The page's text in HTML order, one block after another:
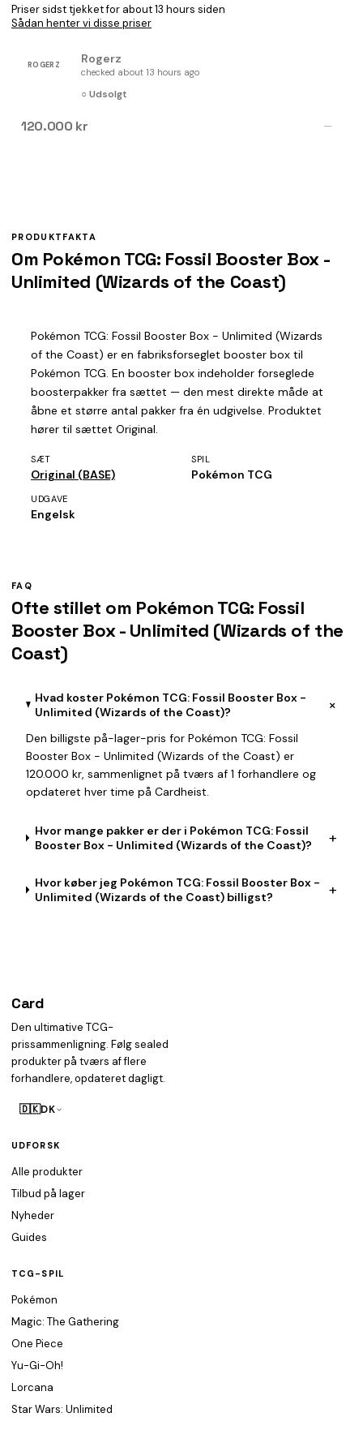
Priser sidst tjekket for about 13 hours siden
Sådan henter vi disse priser
ROGERZ Rogerz
checked about 13 hours ago
○ Udsolgt
120.000 kr —
PRODUKTFAKTA
Om Pokémon TCG: Fossil Booster Box -
Unlimited (Wizards of the Coast)
Pokémon TCG: Fossil Booster Box - Unlimited (Wizards
of the Coast) er en fabriksforseglet booster box til
Pokémon TCG. En booster box indeholder forseglede
boosterpakker fra sættet — den mest direkte måde at
åbne et større antal pakker fra én udgivelse. Produktet
hører til sættet Original.
SÆT
Original (BASE)
SPIL
Pokémon TCG
UDGAVE
Engelsk
FAQ
Ofte stillet om Pokémon TCG: Fossil
Booster Box - Unlimited (Wizards of the
Coast)
Hvad koster Pokémon TCG: Fossil Booster Box -
Unlimited (Wizards of the Coast)?
+
Den billigste på-lager-pris for Pokémon TCG: Fossil
Booster Box - Unlimited (Wizards of the Coast) er
120.000 kr, sammenlignet på tværs af 1 forhandlere og
opdateret hver time på Cardheist.
Hvor mange pakker er der i Pokémon TCG: Fossil
Booster Box - Unlimited (Wizards of the Coast)?
+
Hvor køber jeg Pokémon TCG: Fossil Booster Box -
Unlimited (Wizards of the Coast) billigst?
+
Card
Den ultimative TCG-
prissammenligning. Følg sealed
produkter på tværs af flere
forhandlere, opdateret dagligt.
🇩🇰DK
UDFORSK
Alle produkter
Tilbud på lager
Nyheder
Guides
TCG-SPIL
Pokémon
Magic: The Gathering
One Piece
Yu-Gi-Oh!
Lorcana
Star Wars: Unlimited